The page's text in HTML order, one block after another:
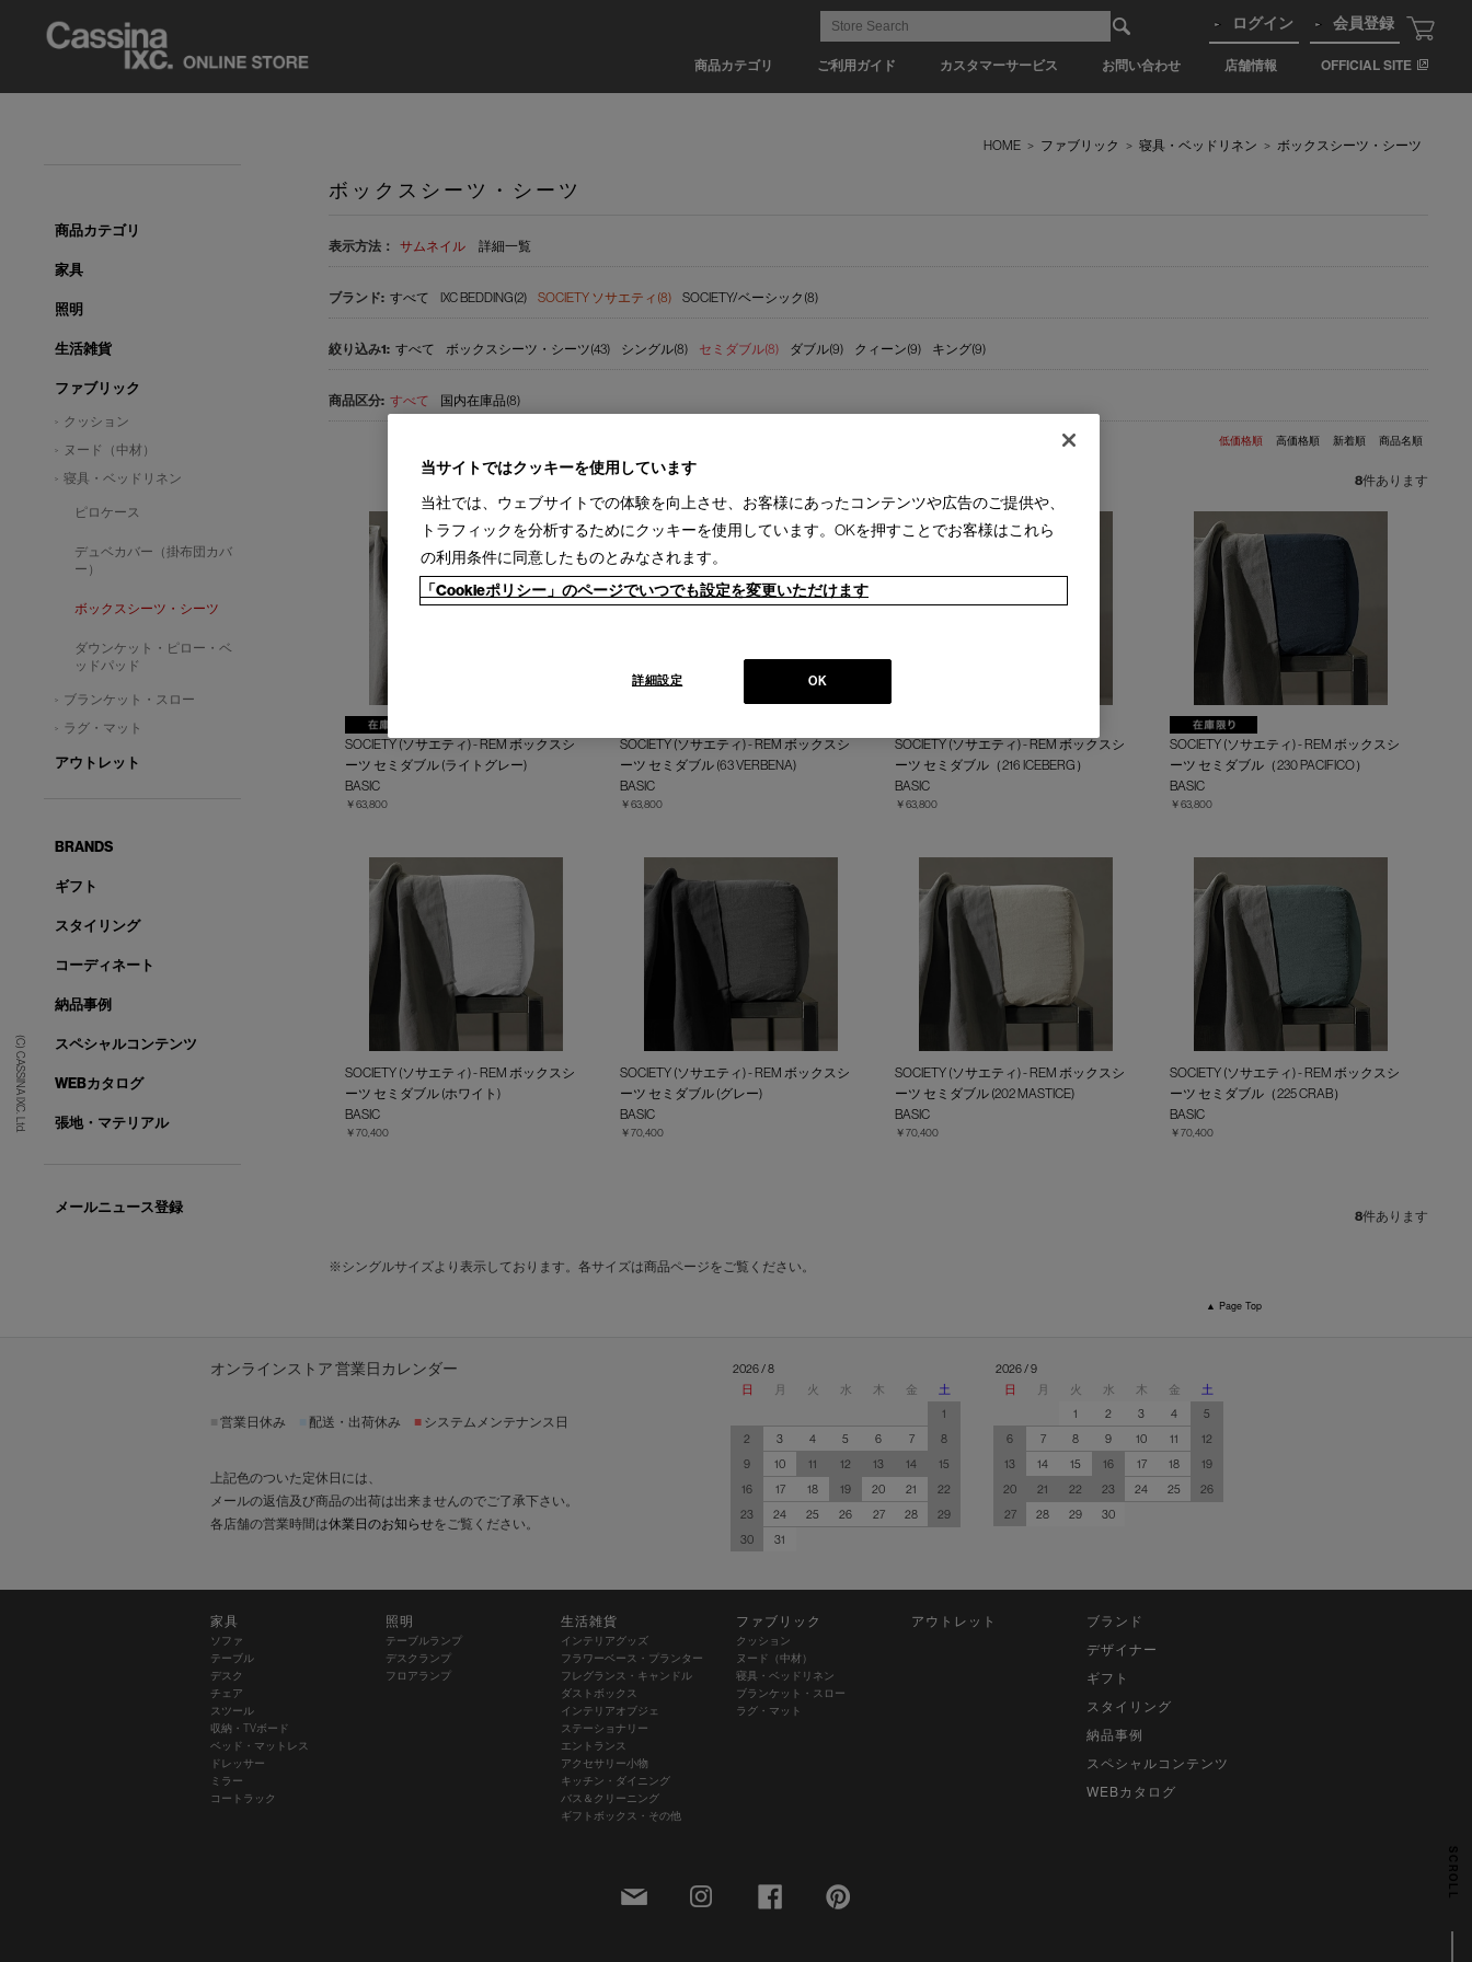
商品カテゴリ ご利用ガイド カスタマーサービス お問い合わせ 店舗情報 OFFICIAL SITE
ログイン 会員登録
(C) CASSINA IXC. Ltd.
SCROLL
HOME > ファブリック > 寝具・ベッドリネン > ボックスシーツ・シーツ
ボックスシーツ・シーツ
表示方法： サムネイル 詳細一覧
すべて IXC BEDDING(2) SOCIETY ソサエティ(8) SOCIETY/ベーシック(8)
すべて ボックスシーツ・シーツ(43) シングル(8) セミダブル(8) ダブル(9) クィーン(9) キング(9)
すべて 国内在庫品(8)
低価格順 高価格順 新着順 商品名順
8件あります
SOCIETY (ソサエティ) - REM ボックスシ
ーツ セミダブル (ライトグレー)
BASIC
￥63,800
SOCIETY (ソサエティ) - REM ボックスシ
ーツ セミダブル (63 VERBENA)
BASIC
￥63,800
SOCIETY (ソサエティ) - REM ボックスシ
ーツ セミダブル（216 ICEBERG）
BASIC
￥63,800
SOCIETY (ソサエティ) - REM ボックスシ
ーツ セミダブル（230 PACIFICO）
BASIC
￥63,800
SOCIETY (ソサエティ) - REM ボックスシ
ーツ セミダブル (ホワイト)
BASIC
￥70,400
SOCIETY (ソサエティ) - REM ボックスシ
ーツ セミダブル (グレー)
BASIC
￥70,400
SOCIETY (ソサエティ) - REM ボックスシ
ーツ セミダブル (202 MASTICE)
BASIC
￥70,400
SOCIETY (ソサエティ) - REM ボックスシ
ーツ セミダブル（225 CRAB）
BASIC
￥70,400
8件あります
※シングルサイズより表示しております。各サイズは商品ページをご覧ください。
商品カテゴリ
家具
照明
生活雑貨
ファブリック
クッション
ヌード（中材）
寝具・ベッドリネン
ピロケース
デュベカバー（掛布団カバ
ー）
ボックスシーツ・シーツ
ダウンケット・ピロー・ベ
ッドパッド
ブランケット・スロー
ラグ・マット
アウトレット
BRANDS
ギフト
スタイリング
コーディネート
納品事例
スペシャルコンテンツ
WEBカタログ
張地・マテリアル
メールニュース登録
▲ Page Top
オンラインストア 営業日カレンダー
営業日休み 配送・出荷休み ■ システムメンテナンス日
上記色のついた定休日には、
メールの返信及び商品の出荷は出来ませんのでご了承下さい。
各店舗の営業時間は休業日のお知らせをご覧ください。
2026 / 8
日
月 火 水 木 金
土
1
2
3 4 5 6 7
8
9
10 11 12 13 14
15
16
17 18 19 20 21
22
23
24 25 26 27 28
29
30
31
2026 / 9
日
月 火 水 木 金
土
1
2 3 4
5
6
7 8 9 10 11
12
13
14 15 16 17 18
19
20
21 22 23 24 25
26
27
28 29 30
家具
ソファ
テーブル
デスク
チェア
スツール
収納・TVボード
ベッド・マットレス
ドレッサー
ミラー
コートラック
照明
テーブルランプ
デスクランプ
フロアランプ
生活雑貨
インテリアグッズ
フラワーベース・プランター
フレグランス・キャンドル
ダストボックス
インテリアオブジェ
ステーショナリー
エントランス
アクセサリー小物
キッチン・ダイニング
バス＆クリーニング
ギフトボックス・その他
ファブリック
クッション
ヌード（中材）
寝具・ベッドリネン
ブランケット・スロー
ラグ・マット
アウトレット
ブランド
デザイナー
ギフト
スタイリング
納品事例
スペシャルコンテンツ
WEBカタログ
当サイトではクッキーを使用しています
当社では、ウェブサイトでの体験を向上させ、お客様にあったコンテンツや広告のご提供や、
トラフィックを分析するためにクッキーを使用しています。OKを押すことでお客様はこれら
の利用条件に同意したものとみなされます。
「Cookieポリシー」のページでいつでも設定を変更いただけます
OK
詳細設定